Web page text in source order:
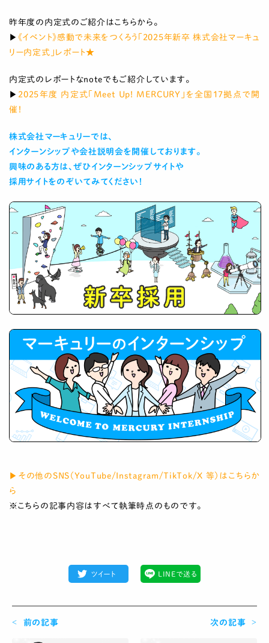
昨年度の内定式のご紹介はこちらから。
▶ 《イベント》感動で未来をつくろう「2025年新卒 株式会社マーキュ
リー内定式」レポート★
内定式のレポートなnoteでもご紹介しています。
▶ 2025年度 内定式「Meet Up! MERCURY」を全国17拠点で開
催！
株式会社マーキュリーでは、
インターンシップや会社説明会を開催しております。
興味のある方は、ぜひインターンシップサイトや
採用サイトをのぞいてみてください！
▶その他のSNS（YouTube/Instagram/TikTok/X 等）はこちらか
ら
※こちらの記事内容はすべて執筆時点のものです。
ツイート LINEで送る
前の記事 次の記事